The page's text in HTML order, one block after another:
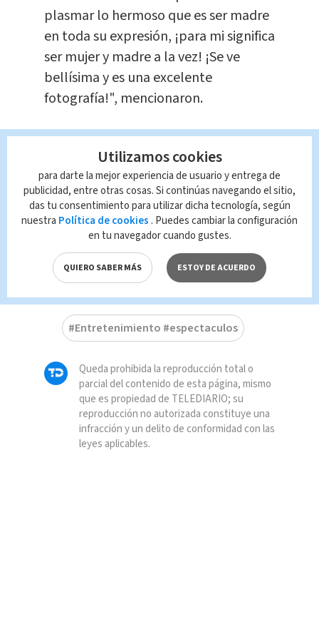
plasmar lo hermoso que es ser madre
en toda su expresión, ¡para mi significa
ser mujer y madre a la vez! ¡Se ve
bellísima y es una excelente
fotografía!", mencionaron.
Hasta este instante ni Sharon ni
Gianluca han salido a responder los
señalamientos por esta foto, pues
prefieren enfocarse en disfrutar los
últimos momentos antes de tener a su
bebé en brazos.
TAGS RELACIONADOS:
#Entretenimiento #espectaculos
Queda prohibida la reproducción total o
parcial del contenido de esta página, mismo
que es propiedad de TELEDIARIO; su
reproducción no autorizada constituye una
infracción y un delito de conformidad con las
leyes aplicables.
Utilizamos cookies
para darte la mejor experiencia de usuario y entrega de
publicidad, entre otras cosas. Si continúas navegando el sitio,
das tu consentimiento para utilizar dicha tecnología, según
nuestra Política de cookies . Puedes cambiar la configuración
en tu navegador cuando gustes.
QUIERO SABER MÁS ESTOY DE ACUERDO